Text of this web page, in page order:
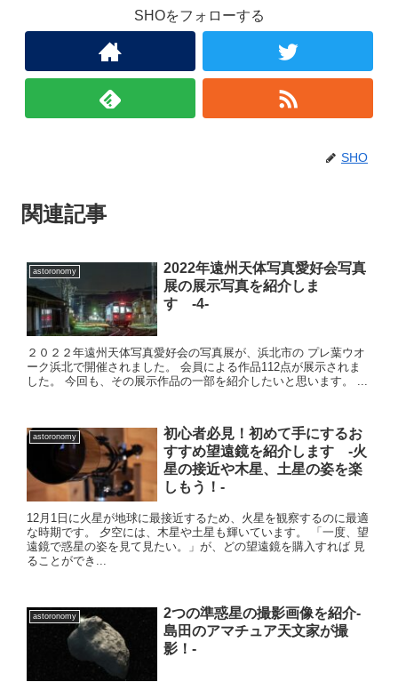
SHOをフォローする
SHO
関連記事
astoronomy
2022年遠州天体写真愛好会写真
展の展示写真を紹介しま
す -4-
２０２２年遠州天体写真愛好会の写真展が、浜北市の プレ葉ウオ
ーク浜北で開催されました。 会員による作品112点が展示されま
した。 今回も、その展示作品の一部を紹介したいと思います。 ...
astoronomy
初心者必見！初めて手にするお
すすめ望遠鏡を紹介します -火
星の接近や木星、土星の姿を楽
しもう！-
12月1日に火星が地球に最接近するため、火星を観察するのに最適
な時期です。 夕空には、木星や土星も輝いています。 「一度、望
遠鏡で惑星の姿を見て見たい。」が、どの望遠鏡を購入すれば 見
ることができ...
astoronomy
2つの準惑星の撮影画像を紹介-
島田のアマチュア天文家が撮
影！-